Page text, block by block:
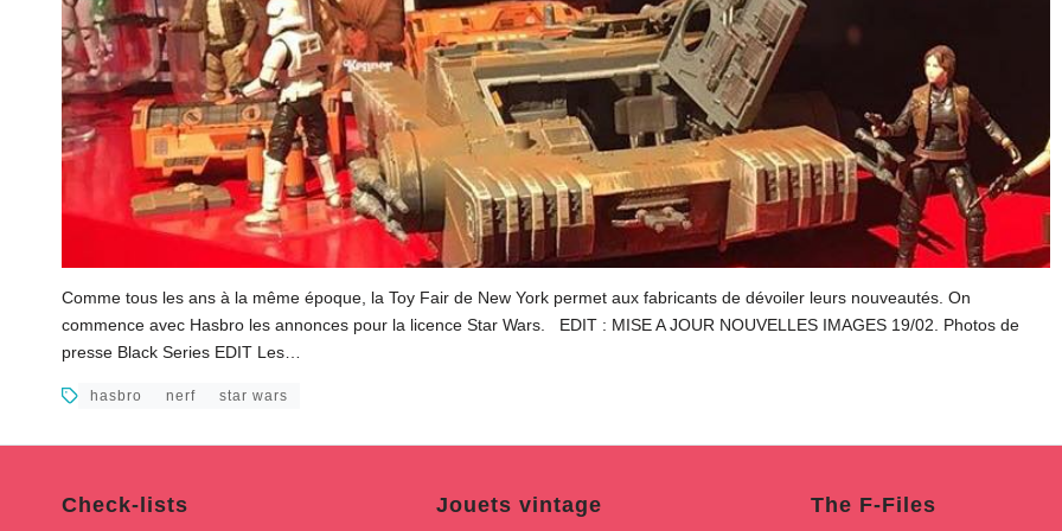
Comme tous les ans à la même époque, la Toy Fair de New York permet aux fabricants de dévoiler leurs nouveautés. On
commence avec Hasbro les annonces pour la licence Star Wars. EDIT : MISE A JOUR NOUVELLES IMAGES 19/02. Photos de
presse Black Series EDIT Les…
hasbro nerf star wars
Check-lists Jouets vintage The F-Files